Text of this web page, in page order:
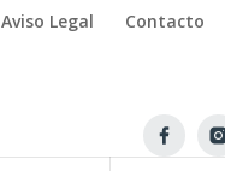
Aviso Legal Contacto